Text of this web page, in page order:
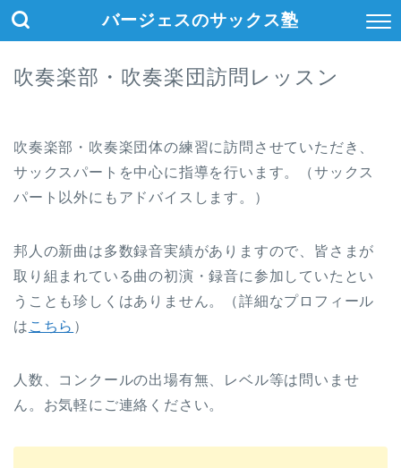
バージェスのサックス塾
吹奏楽部・吹奏楽団訪問レッスン
吹奏楽部・吹奏楽団体の練習に訪問させていただき、
サックスパートを中心に指導を行います。（サックス
パート以外にもアドバイスします。）
邦人の新曲は多数録音実績がありますので、皆さまが
取り組まれている曲の初演・録音に参加していたとい
うことも珍しくはありません。（詳細なプロフィール
は こちら ）
人数、コンクールの出場有無、レベル等は問いませ
ん。お気軽にご連絡ください。